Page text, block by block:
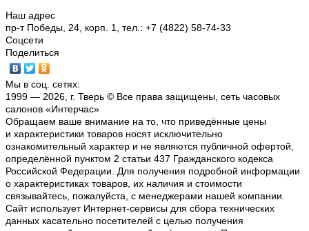
Наш адрес
пр-т Победы, 24, корп. 1, тел.: +7 (4822) 58-74-33
Соцсети
Поделиться
Мы в соц. сетях:
1999 — 2026, г. Тверь © Все права защищены, сеть часовых
салонов «Интерчас»
Обращаем ваше внимание на то, что приведённые цены
и характеристики товаров носят исключительно
ознакомительный характер и не являются публичной офертой,
определённой пунктом 2 статьи 437 Гражданского кодекса
Российской Федерации. Для получения подробной информации
о характеристиках товаров, их наличия и стоимости
связывайтесь, пожалуйста, с менеджерами нашей компании.
Сайт использует Интернет-сервисы для сбора технических
данных касательно посетителей с целью получения